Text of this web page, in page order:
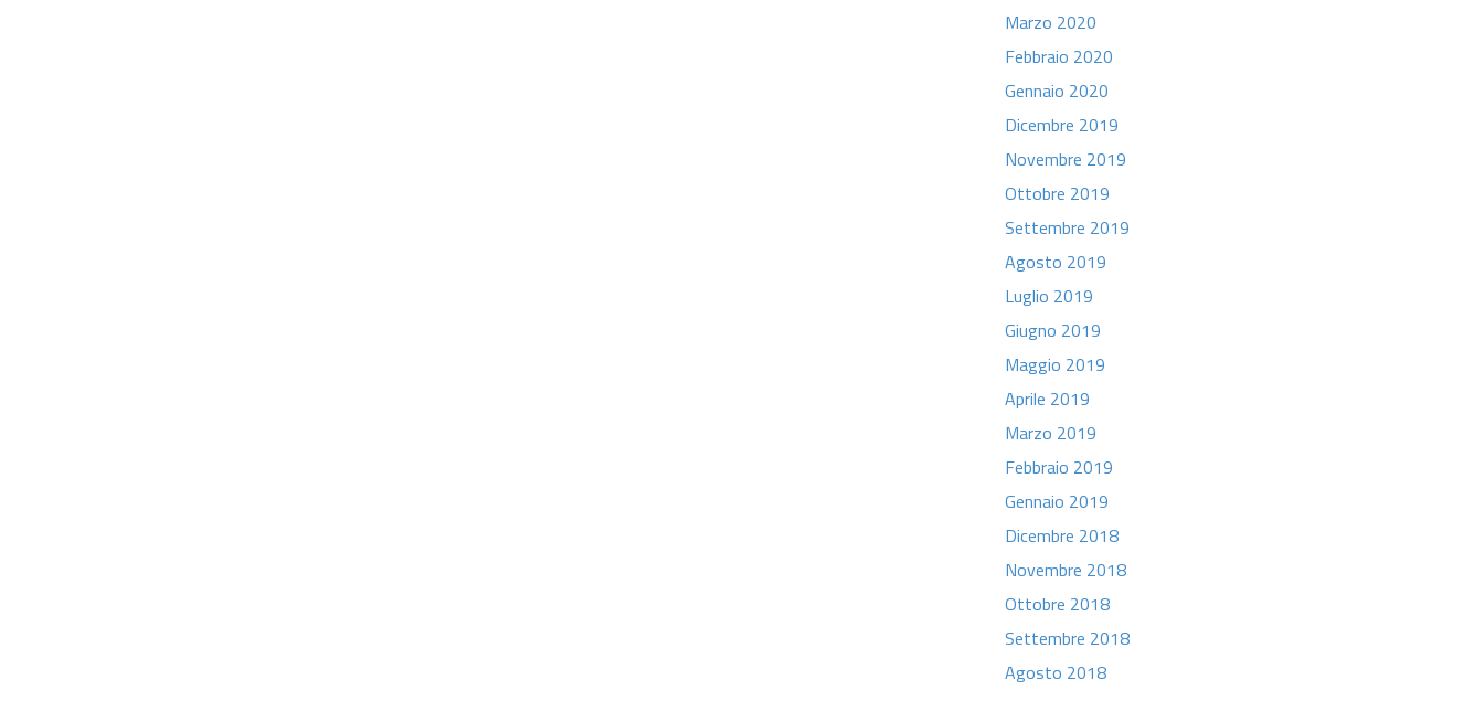
Marzo 2020
Febbraio 2020
Gennaio 2020
Dicembre 2019
Novembre 2019
Ottobre 2019
Settembre 2019
Agosto 2019
Luglio 2019
Giugno 2019
Maggio 2019
Aprile 2019
Marzo 2019
Febbraio 2019
Gennaio 2019
Dicembre 2018
Novembre 2018
Ottobre 2018
Settembre 2018
Agosto 2018